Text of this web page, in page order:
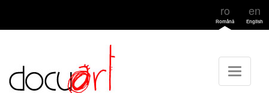
ro
Română
en
English